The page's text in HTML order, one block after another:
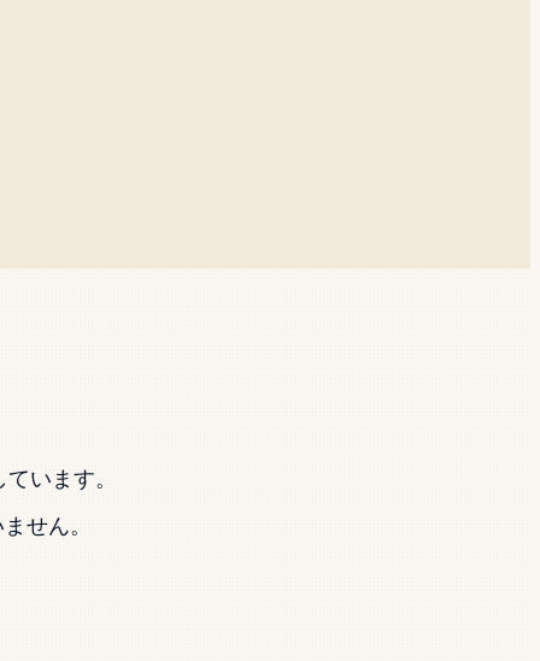
います。
せん。